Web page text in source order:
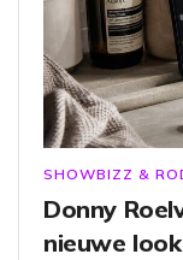
SHOWBIZZ &
Donny
nieuwe